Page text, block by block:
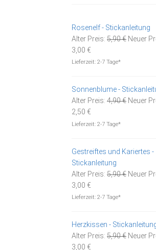
Rosenelf - Stickanleitung
Alter Preis: 5,90€ Neuer
3,00 €Aktueller
Preis
Lieferzeit:2-7 Tage*
Sonnenblume -
Alter Preis: 4,90€ Neuer
2,50 €Aktueller
Preis
Lieferzeit:2-7 Tage*
Gestreiftes und Kariertes -
Stickanleitung
Alter Preis: 5,90€ Neuer
3,00 €Aktueller
Preis
Lieferzeit:2-7 Tage*
Herzkissen -
Alter Preis: 5,90€ Neuer
3,00 €Aktueller